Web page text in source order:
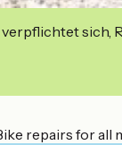
sich,
repairs for